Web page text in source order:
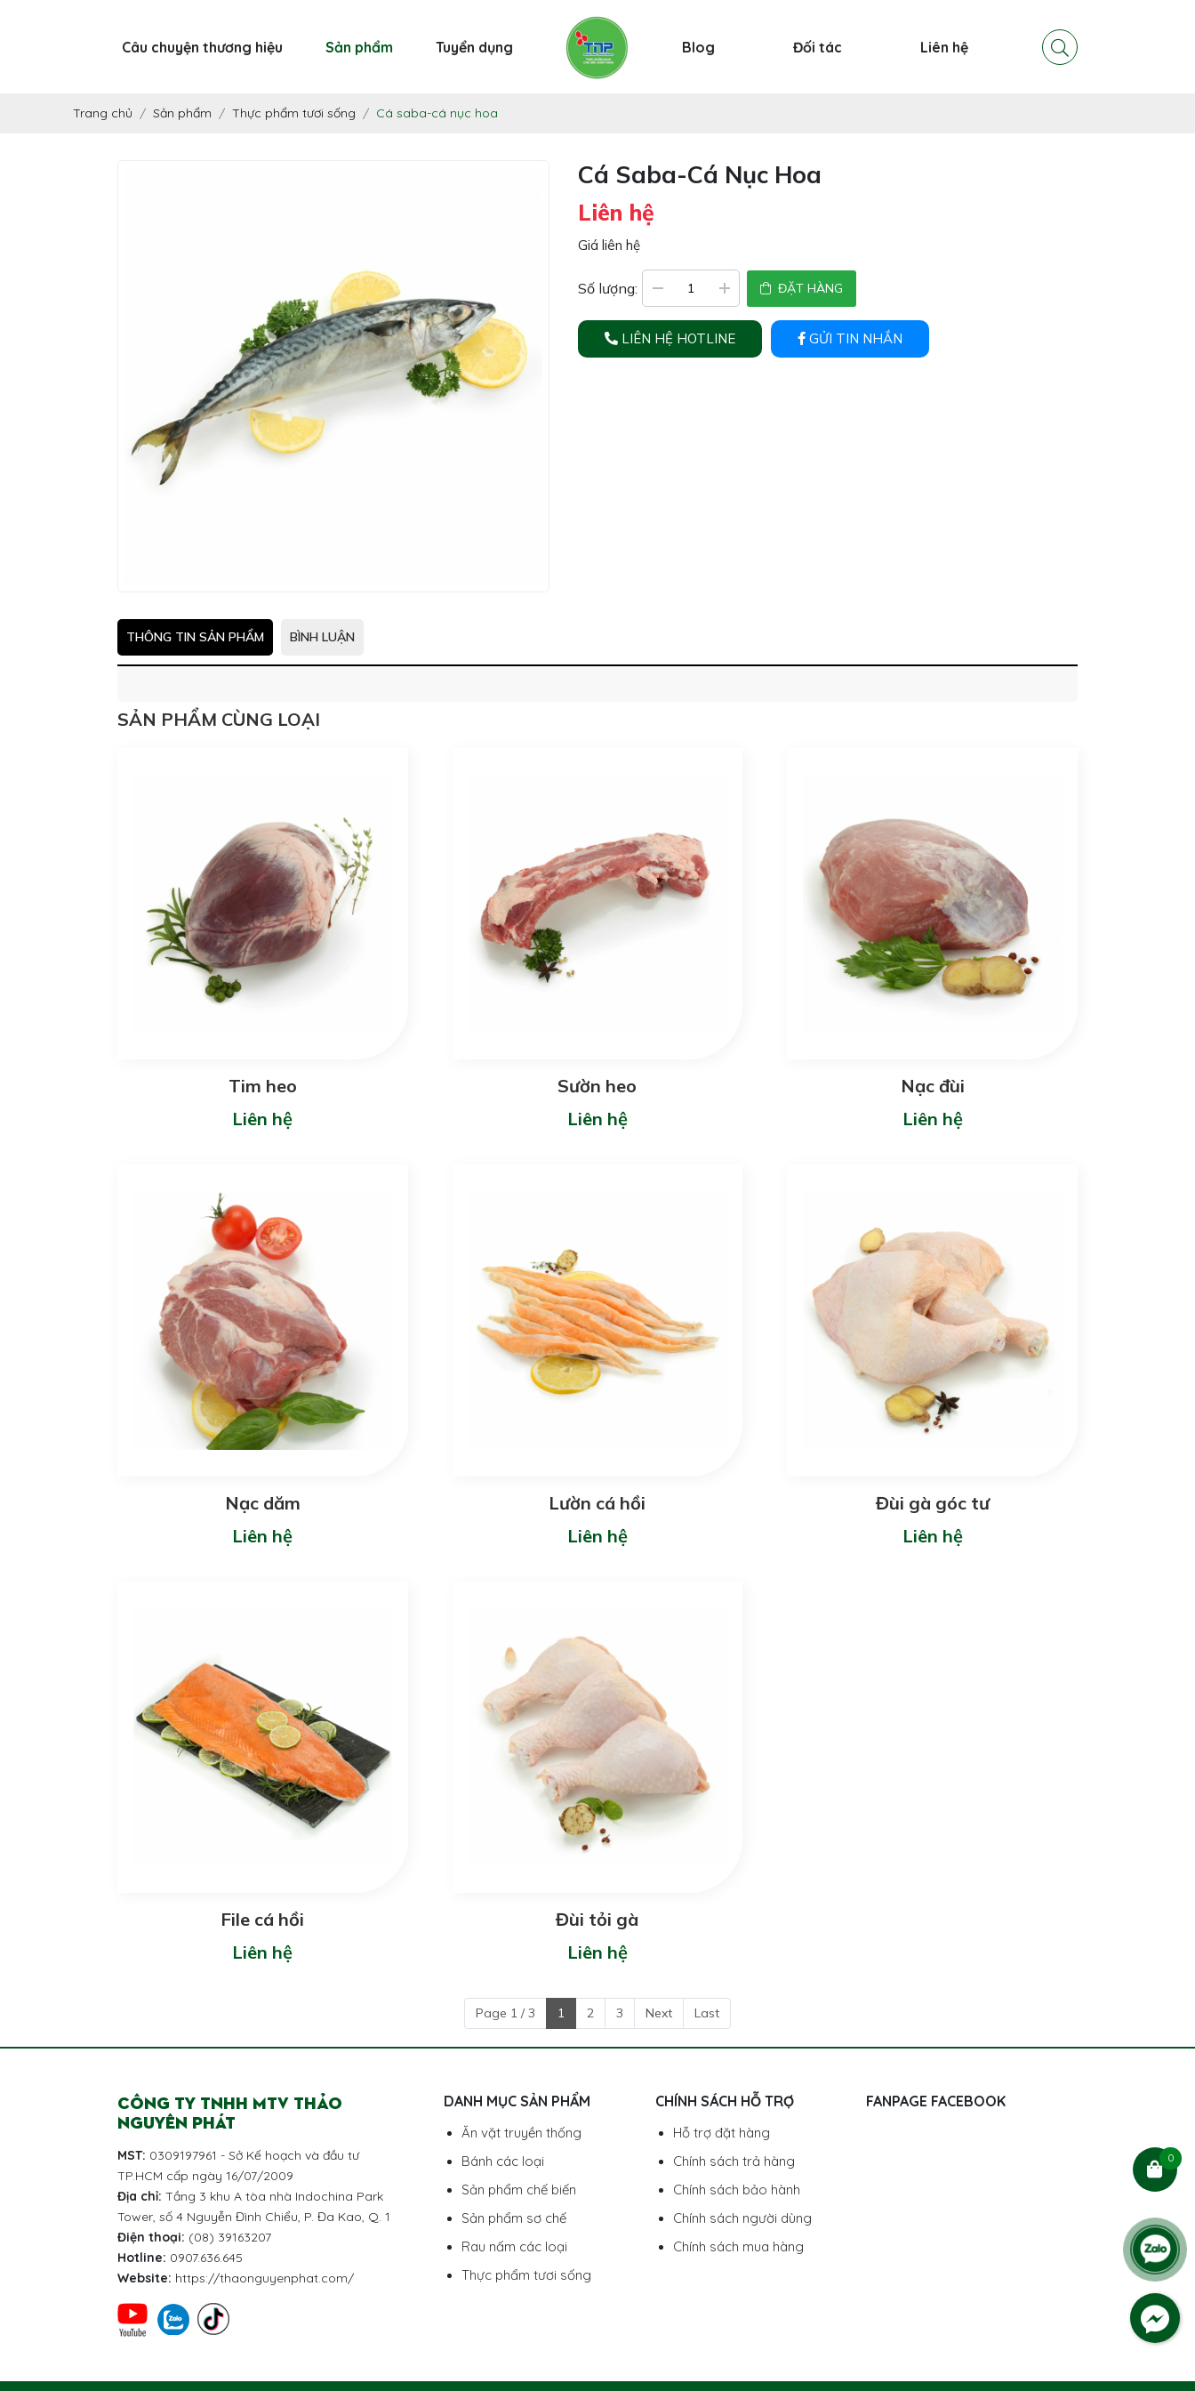
Câu chuyện thương hiệu Sản phẩm Tuyển dụng Blog Đối tác Liên hệ
Trang chủ Sản phẩm Thực phẩm tươi sống Cá saba-cá nục hoa
Cá Saba-Cá Nục Hoa
Liên hệ
Giá liên hệ
Số lượng: ĐẶT HÀNG
LIÊN HỆ HOTLINE GỬI TIN NHẮN
THÔNG TIN SẢN PHẨM BÌNH LUẬN
SẢN PHẨM CÙNG LOẠI
Tim heo
Liên hệ
Sườn heo
Liên hệ
Nạc đùi
Liên hệ
Nạc dăm
Liên hệ
Lườn cá hồi
Liên hệ
Đùi gà góc tư
Liên hệ
File cá hồi
Liên hệ
Đùi tỏi gà
Liên hệ
Page 1 / 3 1 2 3 Next Last
CÔNG TY TNHH MTV THẢO
NGUYÊN PHÁT
MST: 0309197961 - Sở Kế hoạch và đầu tư
TP.HCM cấp ngày 16/07/2009
Địa chỉ: Tầng 3 khu A tòa nhà Indochina Park
Tower, số 4 Nguyễn Đình Chiểu, P. Đa Kao, Q. 1
Điện thoại: (08) 39163207
Hotline: 0907.636.645
Website: https://thaonguyenphat.com/
DANH MỤC SẢN PHẨM
Ăn vặt truyền thống
Bánh các loại
Sản phẩm chế biến
Sản phẩm sơ chế
Rau nấm các loại
Thực phẩm tươi sống
CHÍNH SÁCH HỖ TRỢ
Hỗ trợ đặt hàng
Chính sách trả hàng
Chính sách bảo hành
Chính sách người dùng
Chính sách mua hàng
FANPAGE FACEBOOK
0